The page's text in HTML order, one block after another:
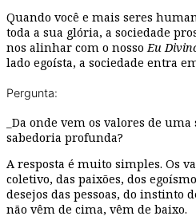
Quando você e mais seres
toda a sua glória, a sociedade
nos alinhar com o nossoEu
lado egoísta, a sociedade entra
Pergunta:
_Da onde vem os valores de
sabedoria profunda?
A resposta é muito simples. Os
coletivo, das paixões, dos
desejos das pessoas, do instinto
não vêm de cima, vêm de baixo.